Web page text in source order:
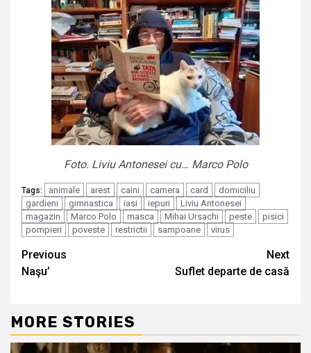
Foto. Liviu Antonesei cu… Marco Polo
Tags: animale arest caini camera card
domiciliu
gardieni
gimnastica iasi iepuri
Liviu Antonesei
magazin
Marco Polo masca Mihai Ursachi peste
pisici
pompieri
poveste restrictii sampoane virus
Continue
Reading
Previous
Naşu’
Next
Suflet departe de casă
MORE STORIES